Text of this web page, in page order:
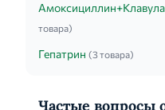
товара)
Гепатрин (3 товара)
Частые вопросы